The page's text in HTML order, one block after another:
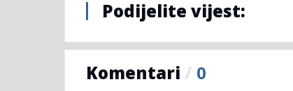
Podijelite vijest:
Komentari / 0